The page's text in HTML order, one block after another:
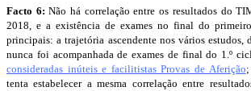
Facto 6: Não há correlação entre os resultados do
2018, e a existência de exames no final do
principais: a trajetória ascendente nos vários estudos,
nunca foi acompanhada de exames de final do 1.º
consideradas inúteis e facilitistas Provas de Aferição
tenta estabelecer a mesma correlação entre